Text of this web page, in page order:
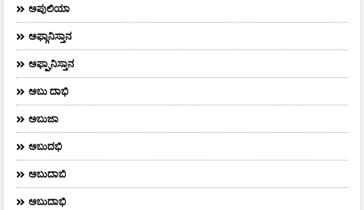
ಅಪುಲಿಯಾ
ಅಫ್ಗಾನಿಸ್ತಾನ
ಅಫ್ಘಾನಿಸ್ತಾನ
ಅಬು ದಾಭಿ
ಅಬುಜಾ
ಅಬುದಭಿ
ಅಬುದಾಬಿ
ಅಬುದಾಭಿ